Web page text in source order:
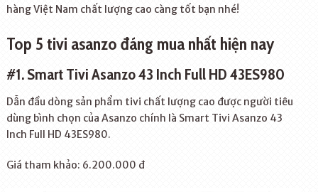
hàng Việt Nam chất lượng cao càng tốt bạn nhé!
Top 5 tivi asanzo đáng mua nhất hiện nay
#1. Smart Tivi Asanzo 43 Inch Full HD 43ES980
Dẫn đầu dòng sản phẩm tivi chất lượng cao được người tiêu
dùng bình chọn của Asanzo chính là Smart Tivi Asanzo 43
Inch Full HD 43ES980.
Giá tham khảo: 6.200.000 đ